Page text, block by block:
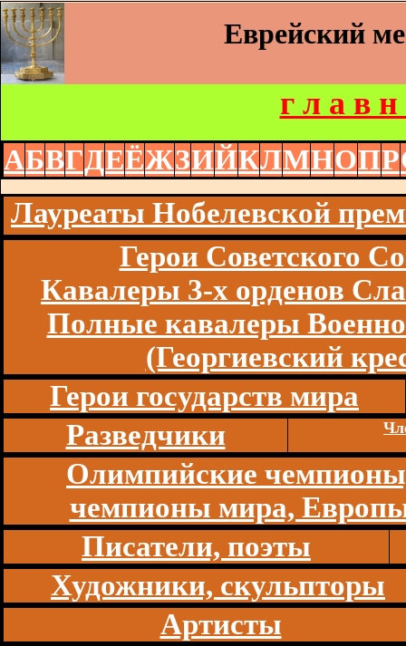
Еврейский
г л а в н
АБВГДЕЁЖЗИЙКЛМНОПР
Лауреаты Нобелевской
Герои Советского
Кавалеры 3-х орденов
Полные кавалеры
(Георгиевский
Герои государств мира
Разведчики
Олимпийские
чемпионы мира,
Писатели, поэты
Художники, скульпторы
Артисты